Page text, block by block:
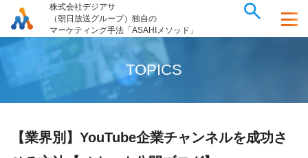
株式会社デジアサ
（朝日放送グループ）独自の
マーケティング手法「ASAHIメソッド」
TOPICS
【業界別】YouTube企業チャンネルを成功さ